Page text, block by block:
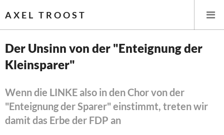
AXEL TROOST
Startseite
Themen
Leitlinien linker Wirtschafts- und Finanzpolitik
Der Unsinn von der "Enteignung der
Kleinsparer"
Wenn die LINKE also in den Chor von der
"Enteignung der Sparer" einstimmt, treten wir
damit das Erbe der FDP an